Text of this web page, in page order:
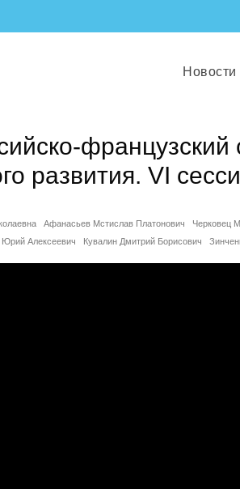
Новости
развития. VI
Афанасьев Мстислав Платонович Черковец
Алексеевич Кувалин Дмитрий Борисович